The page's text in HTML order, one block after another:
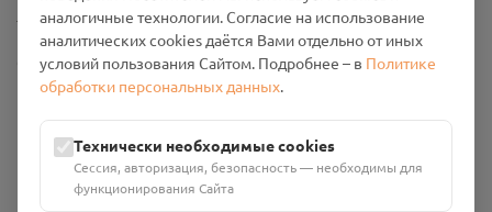
Настройки cookies
Общество с ограниченной ответственностью «Смоленский
Проект Помним»
Юридический адрес: 216790, Смоленская область, р-н
Руднянский, г. Рудня, улица Западная, д. 26А, пом. 18
Номер счёта: 40702810901130004287 в АО "АЛЬФА-БАНК"
Кор. счёт: 30101810200000000593
аналогичные технологии. Согласие на использование
аналитических cookies даётся Вами отдельно от иных
условий пользования Сайтом. Подробнее – в Политике
обработки персональных данных.
Технически необходимые cookies
Сессия, авторизация, безопасность — необходимы для
функционирования Сайта